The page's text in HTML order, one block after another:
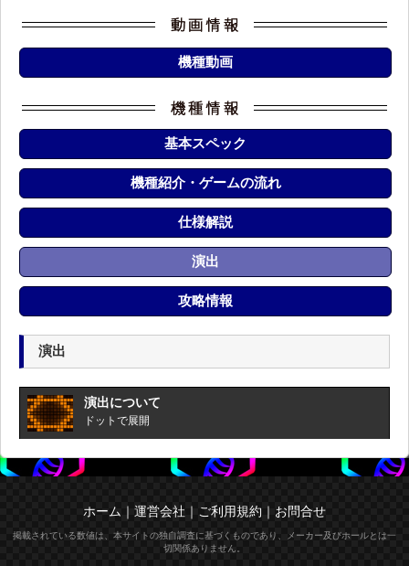
機種動画
基本スペック
機種紹介・ゲームの流れ
仕様解説
演出
攻略情報
演出
演出について
ドットで展開
ホーム ｜ 運営会社 ｜ ご利用規約 ｜ お問合せ
掲載されている数値は、本サイトの独自調査に基づくものであり、メーカー及びホールとは一
切関係ありません。